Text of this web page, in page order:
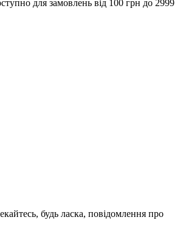
для замовлень від 100 грн до 2999
будь ласка, повідомлення про